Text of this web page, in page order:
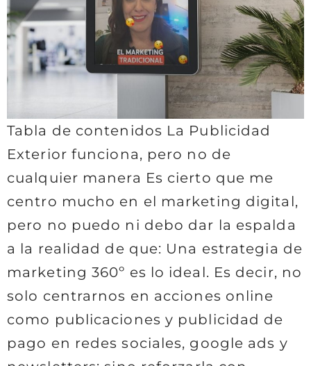
Tabla de contenidos La Publicidad
Exterior funciona, pero no de
cualquier manera Es cierto que me
centro mucho en el marketing digital,
pero no puedo ni debo dar la espalda
a la realidad de que: Una estrategia de
marketing 360º es lo ideal. Es decir, no
solo centrarnos en acciones online
como publicaciones y publicidad de
pago en redes sociales, google ads y